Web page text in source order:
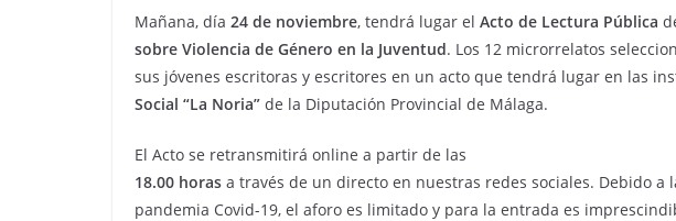
Mañana, día 24 de noviembre, tendrá lugar el Acto de Lectura Pública
sobre Violencia de Género en la Juventud. Los 12 microrrelatos
sus jóvenes escritoras y escritores en un acto que tendrá lugar en las
Social “La Noria” de la Diputación Provincial de Málaga.
El Acto se retransmitirá online a partir de las
18.00 horas a través de un directo en nuestras redes sociales. Debido a
pandemia Covid-19, el aforo es limitado y para la entrada es